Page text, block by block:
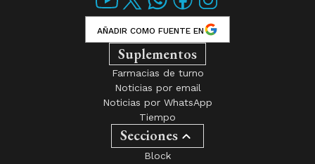
AÑADIR COMO FUENTE EN
Suplementos
Farmacias de turno
Noticias por email
Noticias por WhatsApp
Tiempo
Secciones
Block